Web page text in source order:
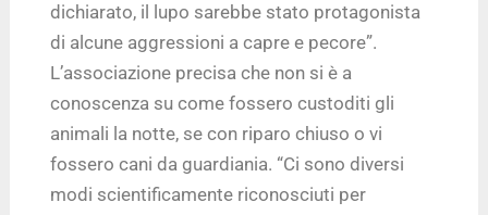
dichiarato, il lupo sarebbe stato protagonista
di alcune aggressioni a capre e pecore”.
L’associazione precisa che non si è a
conoscenza su come fossero custoditi gli
animali la notte, se con riparo chiuso o vi
fossero cani da guardiania. “Ci sono diversi
modi scientificamente riconosciuti per